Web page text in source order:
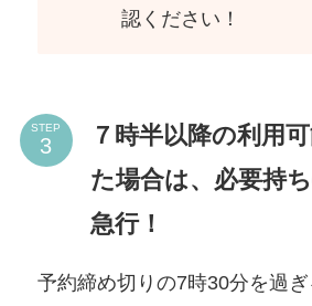
認ください！
STEP
７時半以降の利用
た場合は、必要持
急行！
予約締め切りの7時30分を過